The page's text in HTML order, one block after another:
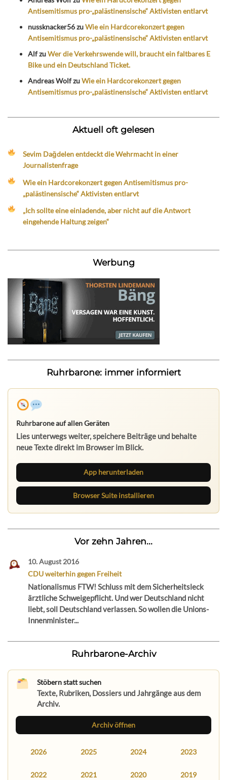
Antisemitismus pro-„palästinensische“ Aktivisten entlarvt
nussknacker56zuWie ein Hardcorekonzert gegen
Antisemitismus pro-„palästinensische“ Aktivisten entlarvt
AlfzuWer die Verkehrswende will, braucht ein faltbares E
Bike und ein Deutschland Ticket.
Andreas WolfzuWie ein Hardcorekonzert gegen
Antisemitismus pro-„palästinensische“ Aktivisten entlarvt
Aktuell oft gelesen
Sevim Dağdelen entdeckt die Wehrmacht in einer
Journalistenfrage
Wie ein Hardcorekonzert gegen Antisemitismus pro-
„palästinensische“ Aktivisten entlarvt
„Ich sollte eine einladende, aber nicht auf die Antwort
eingehende Haltung zeigen“
Werbung
Ruhrbarone: immer informiert
Ruhrbarone auf allen Geräten
Lies unterwegs weiter, speichere Beiträge und behalte
neue Texte direkt im Browser im Blick.
App herunterladen
Browser Suite installieren
Vor zehn Jahren...
10. August 2016
CDU weiterhin gegen Freiheit
Nationalismus FTW! Schluss mit dem Sicherheitsleck
ärztliche Schweigepflicht. Und wer Deutschland nicht
liebt, soll Deutschland verlassen. So wollen die Unions-
Innenminister...
Ruhrbarone-Archiv
Stöbern statt suchen
Texte, Rubriken, Dossiers und Jahrgänge aus dem
Archiv.
Archiv öffnen
2026 2025 2024 2023
2022 2021 2020 2019